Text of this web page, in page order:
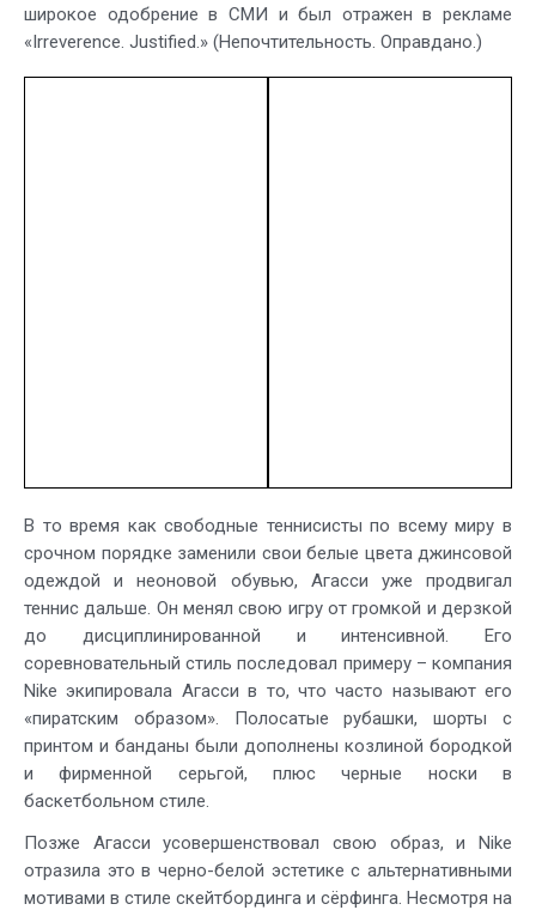
широкое одобрение в СМИ и был отражен в рекламе
«Irreverence. Justified.» (Непочтительность. Оправдано.)
В то время как свободные теннисисты по всему миру в
срочном порядке заменили свои белые цвета джинсовой
одеждой и неоновой обувью, Агасси уже продвигал
теннис дальше. Он менял свою игру от громкой и дерзкой
до дисциплинированной и интенсивной. Его
соревновательный стиль последовал примеру – компания
Nike экипировала Агасси в то, что часто называют его
«пиратским образом». Полосатые рубашки, шорты с
принтом и банданы были дополнены козлиной бородкой
и фирменной серьгой, плюс черные носки в
баскетбольном стиле.
Позже Агасси усовершенствовал свою образ, и Nike
отразила это в черно-белой эстетике с альтернативными
мотивами в стиле скейтбординга и сёрфинга. Несмотря на